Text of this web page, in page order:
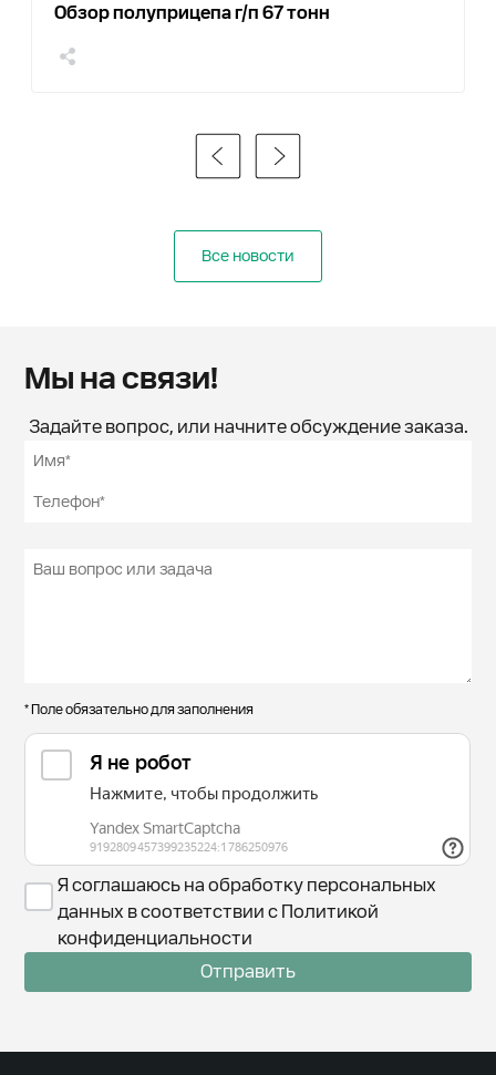
Обзор полуприцепа г/п 67 тонн
Все новости
Мы на связи!
Задайте вопрос, или начните обсуждение заказа.
* Поле обязательно для заполнения
Я соглашаюсь на обработку персональных
данных в соответствии с Политикой
конфиденциальности
Отправить